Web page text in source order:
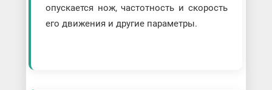
опускается нож, частотность и скорость
его движения и другие параметры.